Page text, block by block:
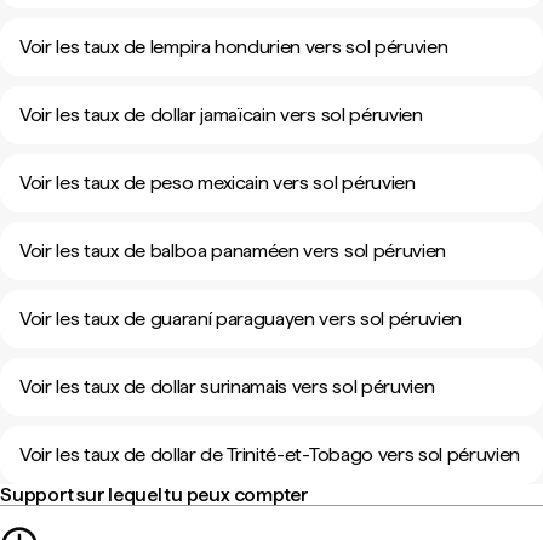
Voir les taux de lempira hondurien vers sol péruvien
Voir les taux de dollar jamaïcain vers sol péruvien
Voir les taux de peso mexicain vers sol péruvien
Voir les taux de balboa panaméen vers sol péruvien
Voir les taux de guaraní paraguayen vers sol péruvien
Voir les taux de dollar surinamais vers sol péruvien
Voir les taux de dollar de Trinité-et-Tobago vers sol péruvien
Support sur lequel tu peux compter